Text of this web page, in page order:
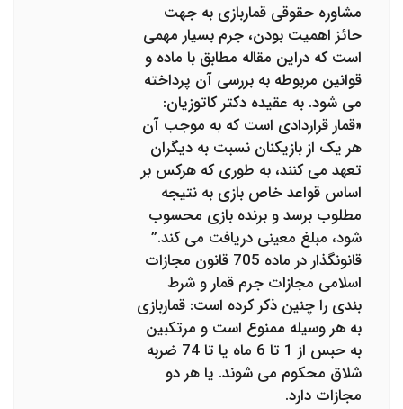
مشاوره حقوقی قماربازی به جهت
حائز اهمیت بودن، جرم بسیار مهمی
است که دراین مقاله مطابق با ماده و
قوانین مربوطه به بررسی آن پرداخته
می شود. به عقیده دکتر کاتوزیان:
«قمار قراردادی است که به موجب آن
هر یک از بازیکنان نسبت به دیگران
تعهد می کنند، به طوری که هرکس بر
اساس قواعد خاص بازی به نتیجه
مطلوب برسد و برنده بازی محسوب
شود، مبلغ معینی دریافت می کند.”
قانونگذار در ماده 705 قانون مجازات
اسلامی مجازات جرم قمار و شرط
بندی را چنین ذکر کرده است: قماربازی
به هر وسیله ممنوع است و مرتکبین
به حبس از 1 تا 6 ماه یا تا 74 ضربه
شلاق محکوم می شوند. یا هر دو
مجازات دارد.